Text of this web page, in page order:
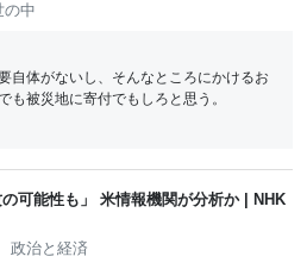
の中
自体がないし、そんなところにかけるお
も被災地に寄付でもしろと思う。
の可能性も」 米情報機関が分析か | NHK
政治と経済